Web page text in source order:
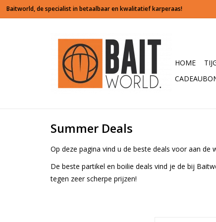
HOME
Summer Deals
Op deze pagina vind u de beste deals voor aan de
De beste partikel en boilie deals vind je de bij
tegen zeer scherpe prijzen!